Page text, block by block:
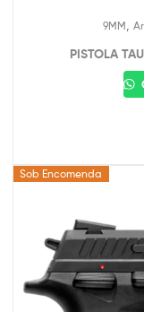
9MM
PISTOLA
Sob Encomenda